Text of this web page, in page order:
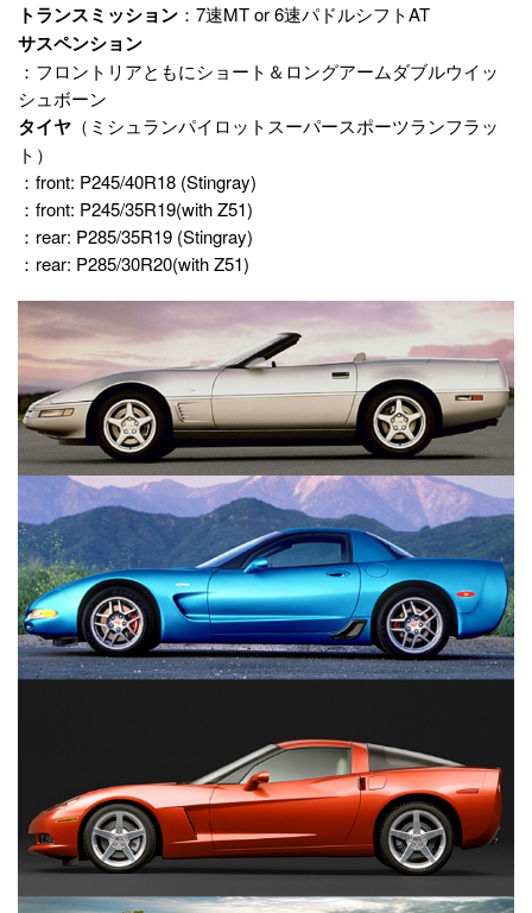
トランスミッション ：7速MT or 6速パドルシフトAT
サスペンション
：フロントリアともにショート＆ロングアームダブルウイッ
シュボーン
タイヤ （ミシュランパイロットスーパースポーツランフラッ
ト）
：front: P245/40R18 (Stingray)
：front: P245/35R19(with Z51)
：rear: P285/35R19 (Stingray)
：rear: P285/30R20(with Z51)